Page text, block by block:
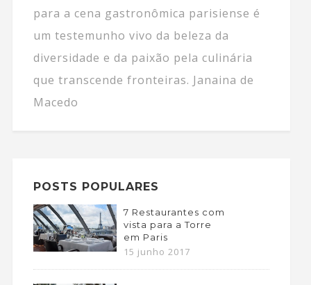
para a cena gastronômica parisiense é
um testemunho vivo da beleza da
diversidade e da paixão pela culinária
que transcende fronteiras. Janaina de
Macedo
POSTS POPULARES
7 Restaurantes com
vista para a Torre
em Paris
15 junho 2017